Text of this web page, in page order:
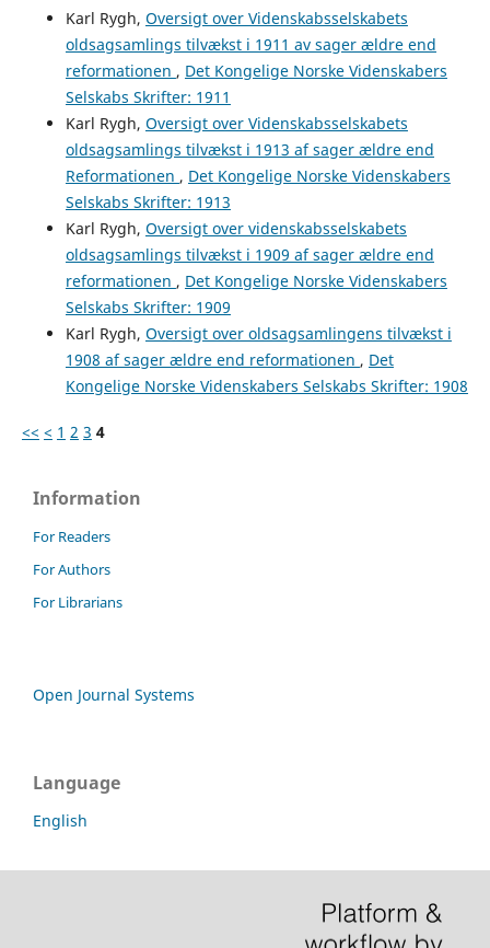
Karl Rygh, Oversigt over Videnskabsselskabets
oldsagsamlings tilvækst i 1911 av sager ældre end
reformationen , Det Kongelige Norske Videnskabers
Selskabs Skrifter: 1911
Karl Rygh, Oversigt over Videnskabsselskabets
oldsagsamlings tilvækst i 1913 af sager ældre end
Reformationen , Det Kongelige Norske Videnskabers
Selskabs Skrifter: 1913
Karl Rygh, Oversigt over videnskabsselskabets
oldsagsamlings tilvækst i 1909 af sager ældre end
reformationen , Det Kongelige Norske Videnskabers
Selskabs Skrifter: 1909
Karl Rygh, Oversigt over oldsagsamlingens tilvækst i
1908 af sager ældre end reformationen , Det
Kongelige Norske Videnskabers Selskabs Skrifter: 1908
<< < 1 2 3 4
Information
For Readers
For Authors
For Librarians
Open Journal Systems
Language
English